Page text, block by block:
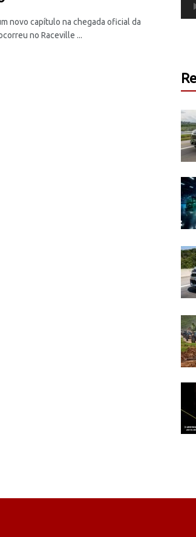
novo capítulo na chegada oficial da
no Raceville ...